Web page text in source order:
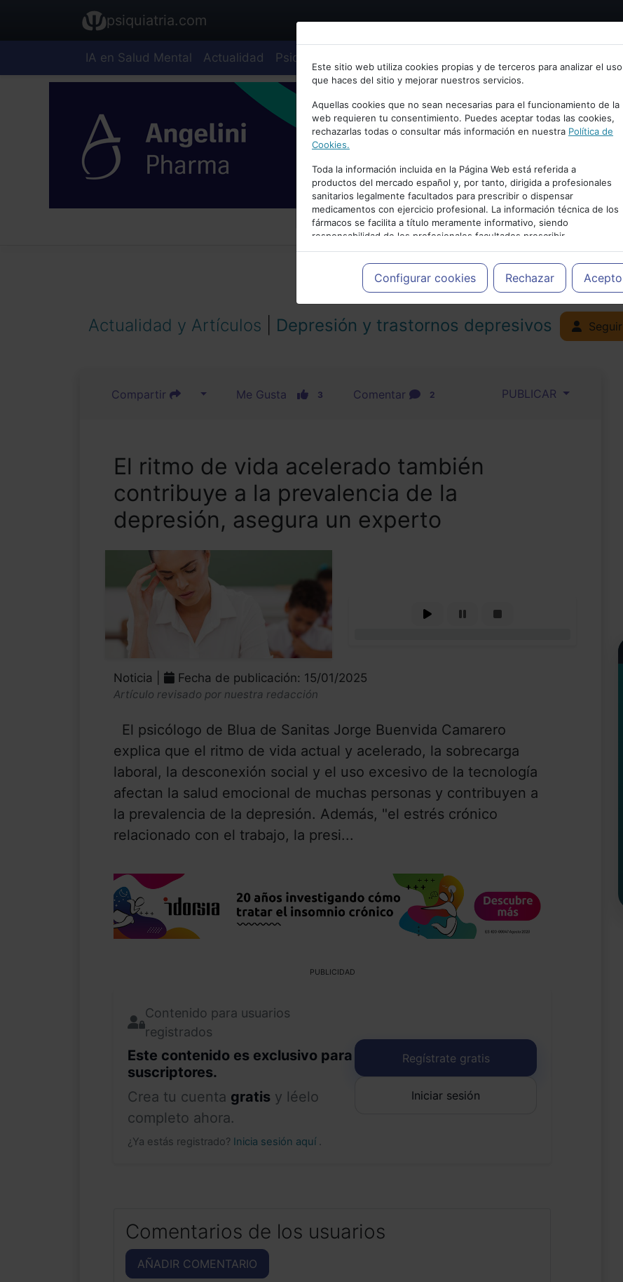
Bienvenid@ a psiquiatria.com
Escribe tu Email
Accede o regístrate con tu email.
Cancelar
psiquiatria.com
IA en Salud Mental Actualidad Psiquiatría
Este sitio web utiliza cookies propias y de terceros para analizar el uso
que haces del sitio y mejorar nuestros servicios.
Aquellas cookies que no sean necesarias para el funcionamiento de la
web requieren tu consentimiento. Puedes aceptar todas las cookies,
rechazarlas todas o consultar más información en nuestra Política de
Cookies.
Toda la información incluida en la Página Web está referida a
productos del mercado español y, por tanto, dirigida a profesionales
sanitarios legalmente facultados para prescribir o dispensar
medicamentos con ejercicio profesional. La información técnica de los
fármacos se facilita a título meramente informativo, siendo
responsabilidad de los profesionales facultados prescribir
medicamentos y decidir, en cada caso concreto, el tratamiento más
adecuado a las necesidades del paciente.
Configurar cookies Rechazar Acepto
PUBLICIDAD
Actualidad y Artículos Depresión y trastornos depresivos Seguir
Compartir Me Gusta 3 Comentar 2 PUBLICAR
El ritmo de vida acelerado también
contribuye a la prevalencia de la
depresión, asegura un experto
Noticia | Fecha de publicación: 15/01/2025
Artículo revisado por nuestra redacción
El psicólogo de Blua de Sanitas Jorge Buenvida Camarero
explica que el ritmo de vida actual y acelerado, la sobrecarga
laboral, la desconexión social y el uso excesivo de la tecnología
afectan la salud emocional de muchas personas y contribuyen a
la prevalencia de la depresión. Además, "el estrés crónico
relacionado con el trabajo, la presi...
PUBLICIDAD
Contenido para usuarios
registrados
Este contenido es exclusivo para
suscriptores.
Crea tu cuenta gratis y léelo
completo ahora.
¿Ya estás registrado? Inicia sesión aquí .
Regístrate gratis
Iniciar sesión
Comentarios de los usuarios
AÑADIR COMENTARIO